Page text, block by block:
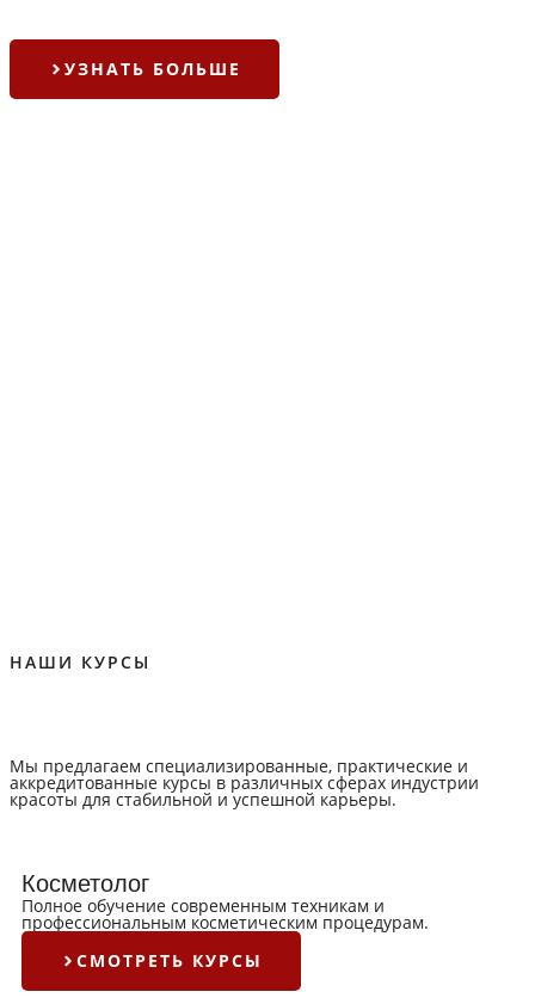
УЗНАТЬ БОЛЬШЕ
НАШИ КУРСЫ
Мы предлагаем специализированные, практические и
аккредитованные курсы в различных сферах индустрии
красоты для стабильной и успешной карьеры.
Косметолог
Полное обучение современным техникам и
профессиональным косметическим процедурам.
СМОТРЕТЬ КУРСЫ